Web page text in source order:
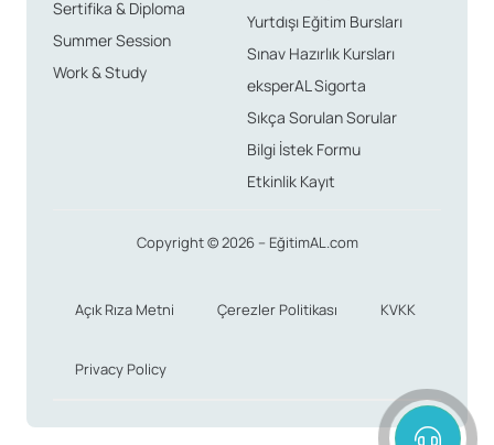
Sertifika & Diploma
Summer Session
Work & Study
Yurtdışı Eğitim Bursları
Sınav Hazırlık Kursları
eksperAL Sigorta
Sıkça Sorulan Sorular
Bilgi İstek Formu
Etkinlik Kayıt
Copyright © 2026 – EğitimAL.com
Açık Rıza Metni Çerezler Politikası KVKK
Privacy Policy